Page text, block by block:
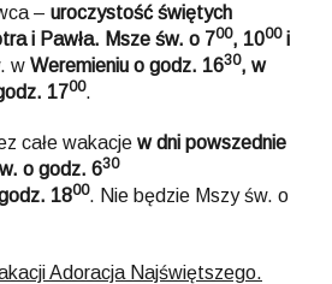
– uroczystość świętych
i Pawła. Msze św. o 700, 1000i
w Weremieniu o godz. 1630, w
1700.
całe wakacje w dni powszednie
o godz. 630
1800. Nie będzie Mszy św. o
Adoracja Najświętszego.